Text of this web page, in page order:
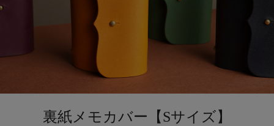
裏紙メモカバー【Sサイズ】